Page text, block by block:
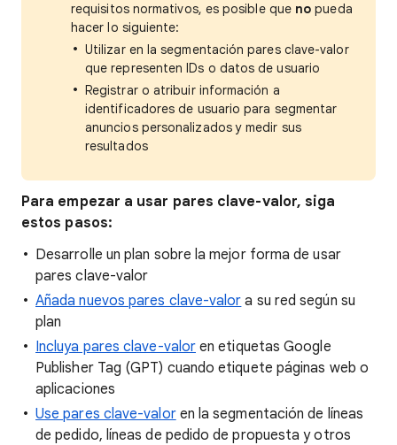
requisitos normativos, es posible que no pueda
hacer lo siguiente:
Utilizar en la segmentación pares clave-valor
que representen IDs o datos de usuario
Registrar o atribuir información a
identificadores de usuario para segmentar
anuncios personalizados y medir sus
resultados
Para empezar a usar pares clave-valor, siga
estos pasos:
Desarrolle un plan sobre la mejor forma de usar
pares clave-valor
Añada nuevos pares clave-valor a su red según su
plan
Incluya pares clave-valor en etiquetas Google
Publisher Tag (GPT) cuando etiquete páginas web o
aplicaciones
Use pares clave-valoren la segmentación de líneas
de pedido, líneas de pedido de propuesta y otros